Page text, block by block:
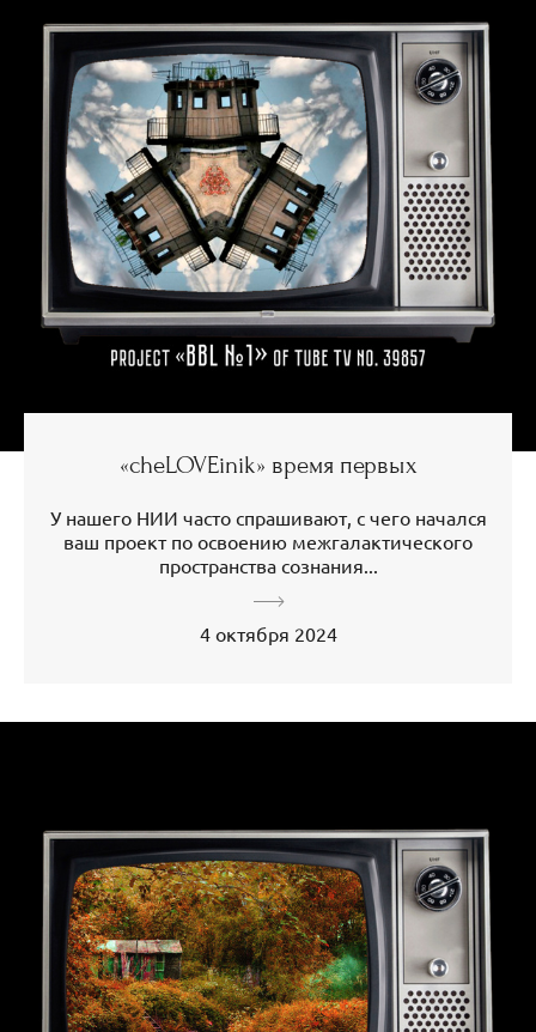
«cheLOVEinik» время первых
У нашего НИИ часто спрашивают, с чего начался
ваш проект по освоению межгалактического
пространства сознания...
4 октября 2024